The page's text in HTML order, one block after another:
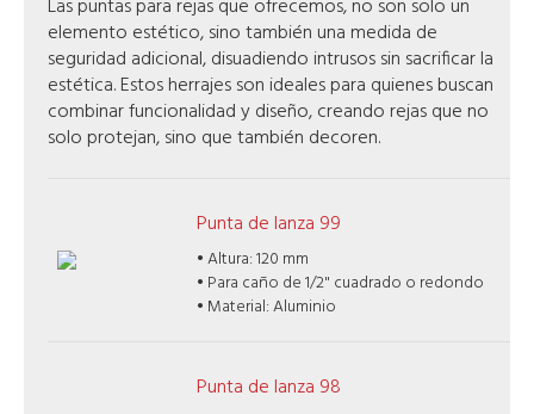
Las puntas para rejas que ofrecemos, no son solo un
elemento estético, sino también una medida de
seguridad adicional, disuadiendo intrusos sin sacrificar la
estética. Estos herrajes son ideales para quienes buscan
combinar funcionalidad y diseño, creando rejas que no
solo protejan, sino que también decoren.
Punta de lanza 99
• Altura: 120 mm
• Para caño de 1/2" cuadrado o redondo
• Material: Aluminio
Punta de lanza 98